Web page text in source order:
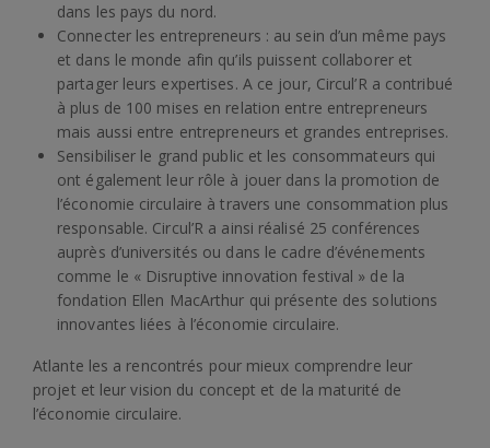
dans les pays du nord.
Connecter les entrepreneurs : au sein d’un même pays
et dans le monde afin qu’ils puissent collaborer et
partager leurs expertises. A ce jour, Circul’R a contribué
à plus de 100 mises en relation entre entrepreneurs
mais aussi entre entrepreneurs et grandes entreprises.
Sensibiliser le grand public et les consommateurs qui
ont également leur rôle à jouer dans la promotion de
l’économie circulaire à travers une consommation plus
responsable. Circul’R a ainsi réalisé 25 conférences
auprès d’universités ou dans le cadre d’événements
comme le « Disruptive innovation festival » de la
fondation Ellen MacArthur qui présente des solutions
innovantes liées à l’économie circulaire.
Atlante les a rencontrés pour mieux comprendre leur
projet et leur vision du concept et de la maturité de
l’économie circulaire.